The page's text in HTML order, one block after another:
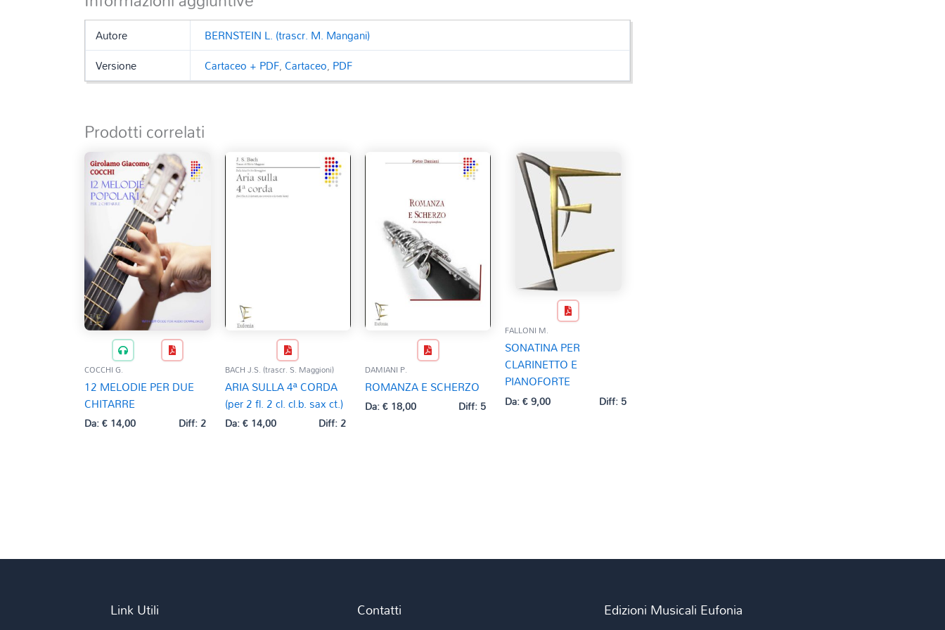
Autore
BERNSTEIN L. (trascr. M. Mangani)
Versione
Cartaceo + PDF,Cartaceo, PDF
Prodotti correlati
COCCHI G.
12 MELODIE PER DUE
CHITARRE
Da:€14,00 Diff: 2
BACH J.S. (trascr. S. Maggioni)
ARIA SULLA 4ª CORDA
(per 2 fl. 2 cl. cl.b. sax ct.)
Da:€14,00 Diff: 2
DAMIANI P.
ROMANZA E SCHERZO
Da:€18,00 Diff: 5
FALLONI M.
SONATINA PER
CLARINETTO E
PIANOFORTE
Da:€9,00 Diff: 5
Link Utili Contatti Edizioni Musicali Eufonia